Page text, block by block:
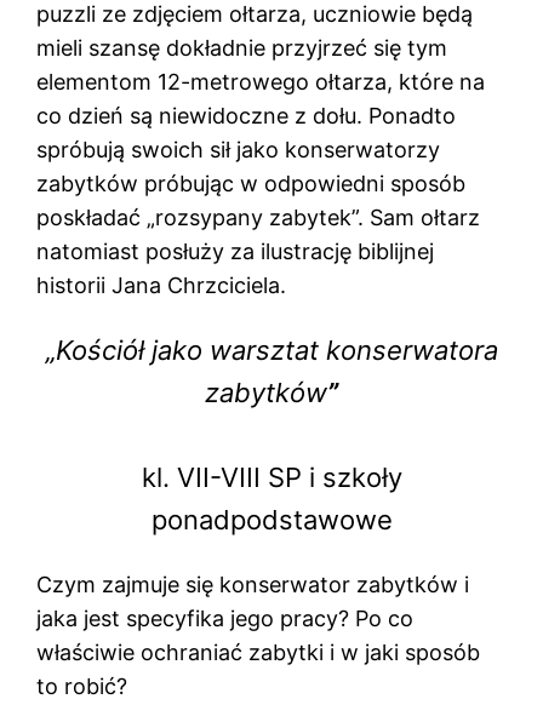
puzzli ze zdjęciem ołtarza, uczniowie będą
mieli szansę dokładnie przyjrzeć się tym
elementom 12-metrowego ołtarza, które na
co dzień są niewidoczne z dołu. Ponadto
spróbują swoich sił jako konserwatorzy
zabytków próbując w odpowiedni sposób
poskładać „rozsypany zabytek”. Sam ołtarz
natomiast posłuży za ilustrację biblijnej
historii Jana Chrzciciela.
„Kościół jako warsztat konserwatora
zabytków”
kl. VII-VIII SP i szkoły
ponadpodstawowe
Czym zajmuje się konserwator zabytków i
jaka jest specyfika jego pracy? Po co
właściwie ochraniać zabytki i w jaki sposób
to robić?